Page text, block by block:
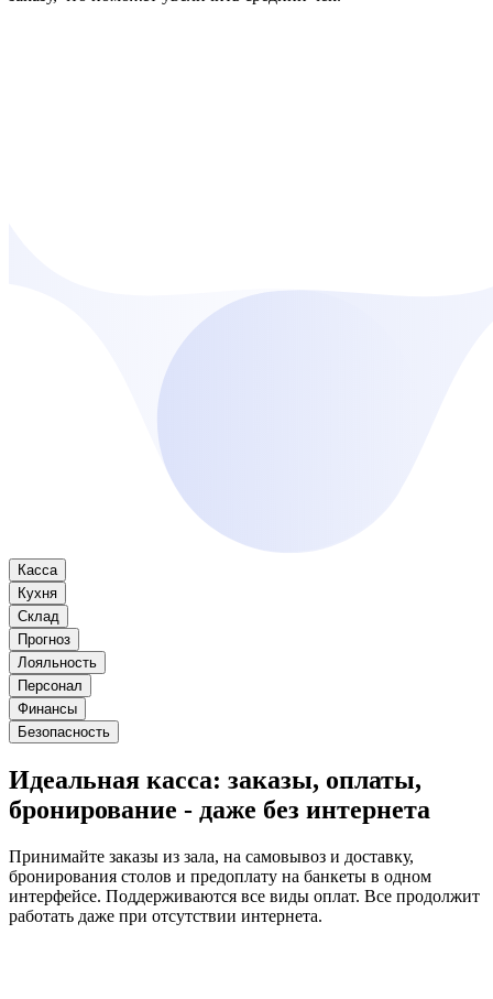
Касса
Кухня
Склад
Прогноз
Лояльность
Персонал
Финансы
Безопасность
Идеальная касса: заказы, оплаты,
бронирование - даже без интернета
Принимайте заказы из зала, на самовывоз и доставку,
бронирования столов и предоплату на банкеты в одном
интерфейсе. Поддерживаются все виды оплат. Все продолжит
работать даже при отсутствии интернета.